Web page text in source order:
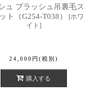
ュ ブラッシュ吊裏毛ス
ト（G254-T038）
[ホワ
イト ]
24,000 円 (税別)
購入する